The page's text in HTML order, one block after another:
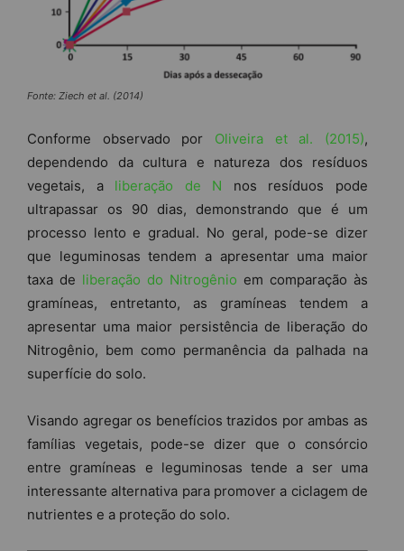
Fonte: Ziech et al. (2014)
Conforme observado por Oliveira et al. (2015),
dependendo da cultura e natureza dos resíduos
vegetais, a liberação de N nos resíduos pode
ultrapassar os 90 dias, demonstrando que é um
processo lento e gradual. No geral, pode-se dizer
que leguminosas tendem a apresentar uma maior
taxa de liberação do Nitrogênio em comparação às
gramíneas, entretanto, as gramíneas tendem a
apresentar uma maior persistência de liberação do
Nitrogênio, bem como permanência da palhada na
superfície do solo.
Visando agregar os benefícios trazidos por ambas as
famílias vegetais, pode-se dizer que o consórcio
entre gramíneas e leguminosas tende a ser uma
interessante alternativa para promover a ciclagem de
nutrientes e a proteção do solo.